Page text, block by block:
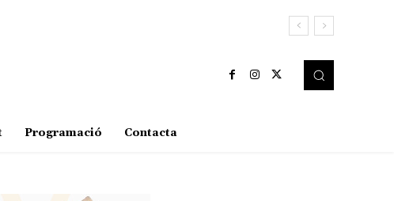
Programació Contacta